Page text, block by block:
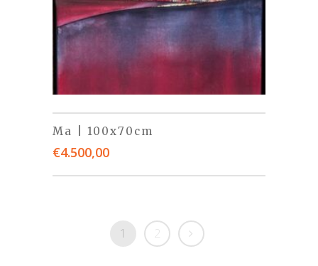
Ma | 100x70cm
€4.500,00
1 2